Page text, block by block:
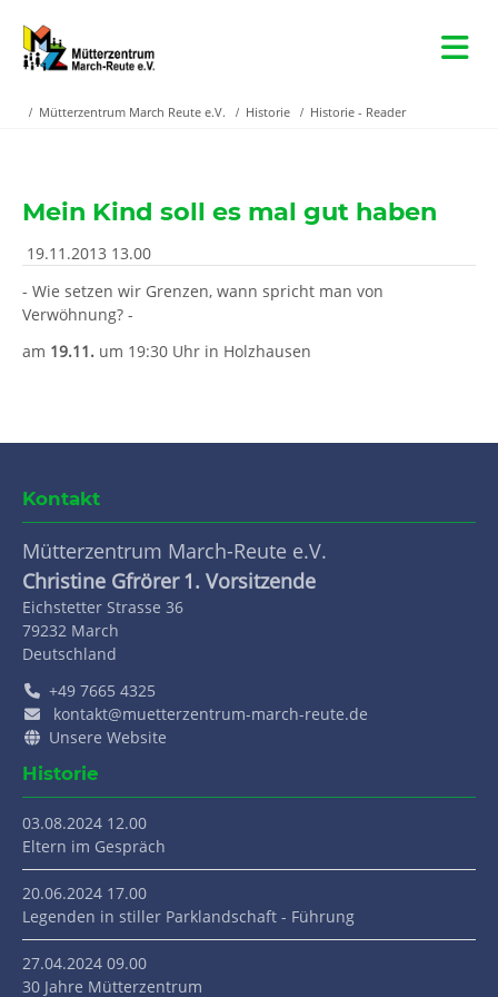
Mütterzentrum March Reute e.V. Historie Historie - Reader
Mein Kind soll es mal gut haben
19.11.2013 13.00
- Wie setzen wir Grenzen, wann spricht man von
Verwöhnung? -
am 19.11. um 19:30 Uhr in Holzhausen
Kontakt
Mütterzentrum March-Reute e.V.
Christine Gfrörer 1. Vorsitzende
Eichstetter Strasse 36
79232 March
Deutschland
+49 7665 4325
kontakt@muetterzentrum-march-reute.de
Unsere Website
Historie
03.08.2024 12.00
Eltern im Gespräch
20.06.2024 17.00
Legenden in stiller Parklandschaft - Führung
27.04.2024 09.00
30 Jahre Mütterzentrum